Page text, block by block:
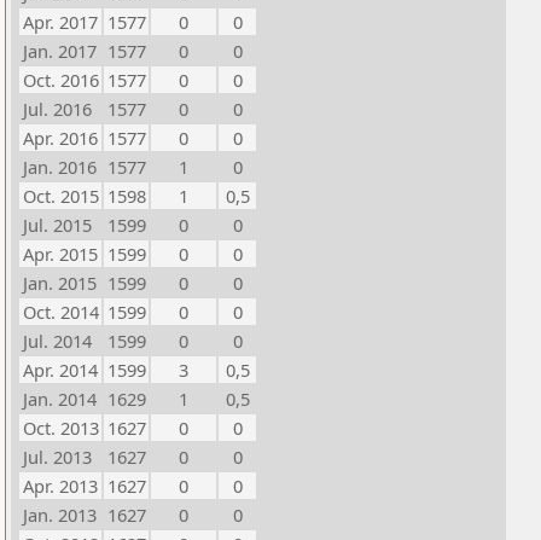
Apr. 2017 1577 0
0
Jan. 2017 1577 0
0
Oct. 2016 1577 0
0
Jul. 2016
1577 0
0
Apr. 2016 1577 0
0
Jan. 2016 1577 1
0
Oct. 2015 1598 1
0,5
Jul. 2015
1599 0
0
Apr. 2015 1599 0
0
Jan. 2015 1599 0
0
Oct. 2014 1599 0
0
Jul. 2014
1599 0
0
Apr. 2014 1599 3
0,5
Jan. 2014 1629 1
0,5
Oct. 2013 1627 0
0
Jul. 2013
1627 0
0
Apr. 2013 1627 0
0
Jan. 2013 1627 0
0